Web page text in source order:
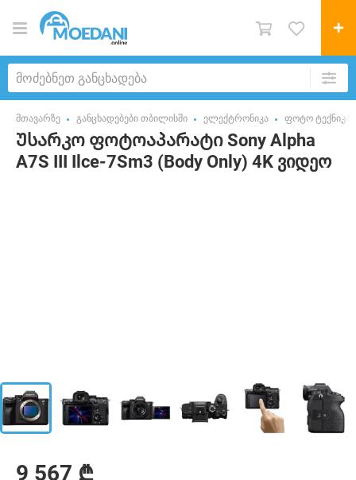
მთავარზე განცხადებები თბილისში ელექტრონიკა ფოტო ტექნიკა
Უსარკო ფოტოაპარატი Sony Alpha
A7S III Ilce-7Sm3 (Body Only) 4K ვიდეო
9 567 ₾